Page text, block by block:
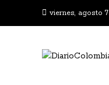
viernes, agosto 7